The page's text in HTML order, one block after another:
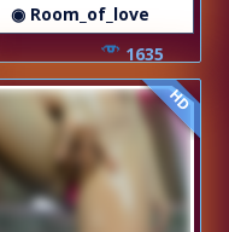
◉ Room_of_love
1635
HD